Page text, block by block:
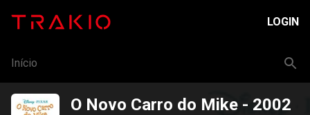
LOGIN
Início
O Novo Carro do Mike - 2002